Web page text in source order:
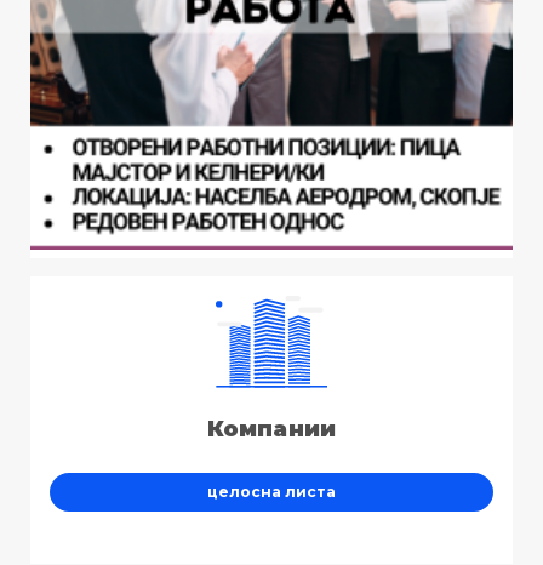
Компании
целосна листа